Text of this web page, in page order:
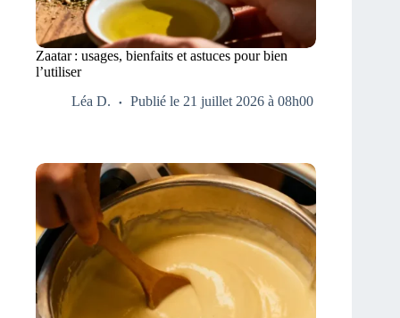
Zaatar : usages, bienfaits et astuces pour bien
l’utiliser
Léa D.
Publié le 21 juillet 2026 à 08h00